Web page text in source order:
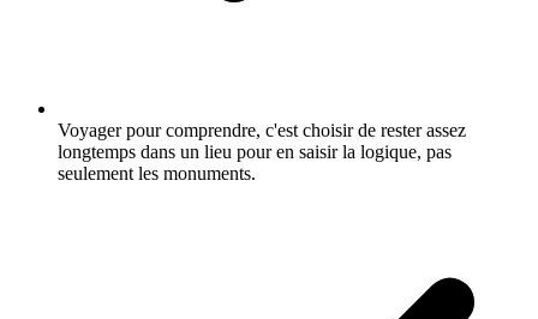
Voyager pour comprendre, c'est choisir de rester assez
longtemps dans un lieu pour en saisir la logique, pas
seulement les monuments.